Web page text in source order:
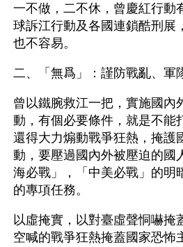
一不做，二不休，曾慶紅行動
球訴江行動及各國連鎖酷刑展
也不容易。
二、「無爲」：謹防戰亂、軍
曾以鐵腕救江一把，實施國內
動，有個必要條件，就是不能
還得大力煽動戰爭狂熱，掩護
動，要壓過國內外被壓迫的國
海必戰」，「中美必戰」的明
的專項任務。
以虛掩實，以對臺虛聲恫嚇掩
空喊的戰爭狂熱掩蓋國家恐怖